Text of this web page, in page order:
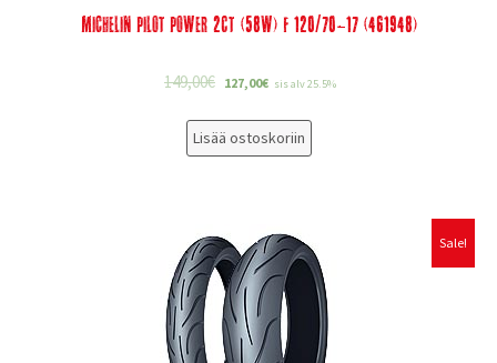
Michelin Pilot Power 2CT (58W) F 120/70-17 (461948)
149,00€ 127,00€ sis alv 25.5%
Lisää ostoskoriin
Sale!